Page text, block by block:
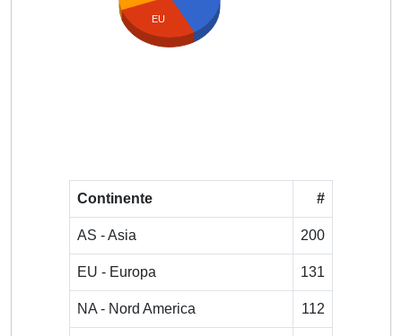
EU
Continente #
AS - Asia 200
EU - Europa 131
NA - Nord America 112